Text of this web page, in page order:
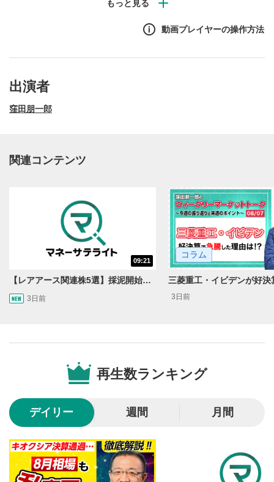
解説します。信用残の変化から、マーケットの動きを先読
みしていきます。さらに番組後半では、個別銘柄の信用残
増減ランキングも公開します。信用残高の推移は将来の値
動画プレイヤーの操作方法
動画再生エリア
動画再生エリアをクリックすると、動画を再生または
一時停止します。
2
再生/一時停止
動画を再生または一時停止します。
10秒戻し/10秒送り
10秒、動画を巻き戻し/早送りします。
シークバー
再生位置を示しています。再生したい位置をクリック
するとその位置から動画が再生されます。
6
画質/再生速度の設定
出演者
窪田朋一郎
関連コンテンツ
09:21
【レアアース関連株5選】採泥開始！国産化を目指すレアアースで注目の銘柄は？＜たけぞうNEWS＞
3日前
コラム
3日前
再生数ランキング
デイリー 週間 月間